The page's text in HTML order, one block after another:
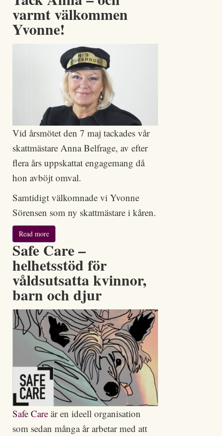
varmt välkommen
Yvonne!
Vid årsmötet den 7 maj tackades vår
skattmästare Anna Belfrage, av efter
flera års uppskattat engagemang då
hon avböjt omval.
Samtidigt välkomnade vi Yvonne
Sörensen som ny skattmästare i kåren.
Read more
Safe Care –
helhetsstöd för
våldsutsatta kvinnor,
barn och djur
Safe Care är en ideell organisation
som sedan många år arbetar med att